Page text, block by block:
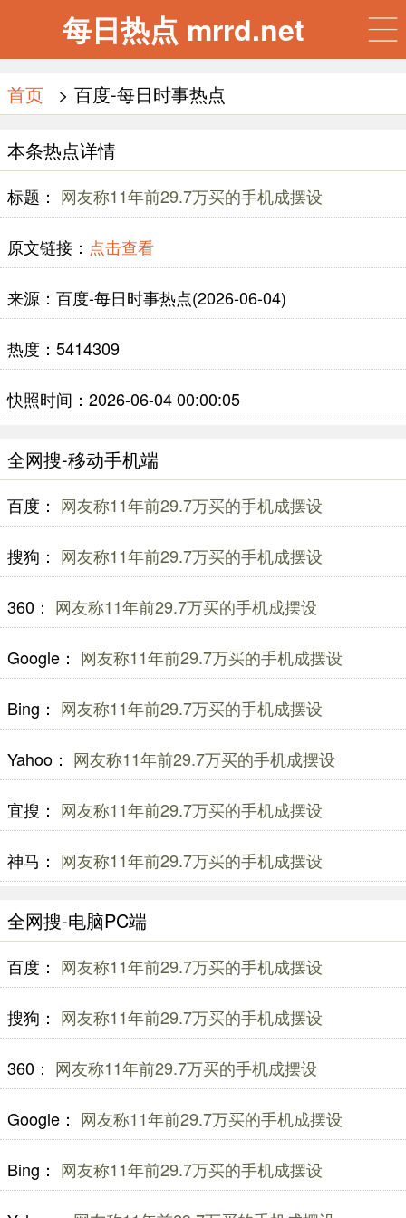
每日热点 mrrd.net
首页 > 百度-每日时事热点
本条热点详情
标题： 网友称11年前29.7万买的手机成摆设
原文链接： 点击查看
来源：百度-每日时事热点(2026-06-04)
热度：5414309
快照时间：2026-06-04 00:00:05
全网搜-移动手机端
百度： 网友称11年前29.7万买的手机成摆设
搜狗： 网友称11年前29.7万买的手机成摆设
360： 网友称11年前29.7万买的手机成摆设
Google： 网友称11年前29.7万买的手机成摆设
Bing： 网友称11年前29.7万买的手机成摆设
Yahoo： 网友称11年前29.7万买的手机成摆设
宜搜： 网友称11年前29.7万买的手机成摆设
神马： 网友称11年前29.7万买的手机成摆设
全网搜-电脑PC端
百度： 网友称11年前29.7万买的手机成摆设
搜狗： 网友称11年前29.7万买的手机成摆设
360： 网友称11年前29.7万买的手机成摆设
Google： 网友称11年前29.7万买的手机成摆设
Bing： 网友称11年前29.7万买的手机成摆设